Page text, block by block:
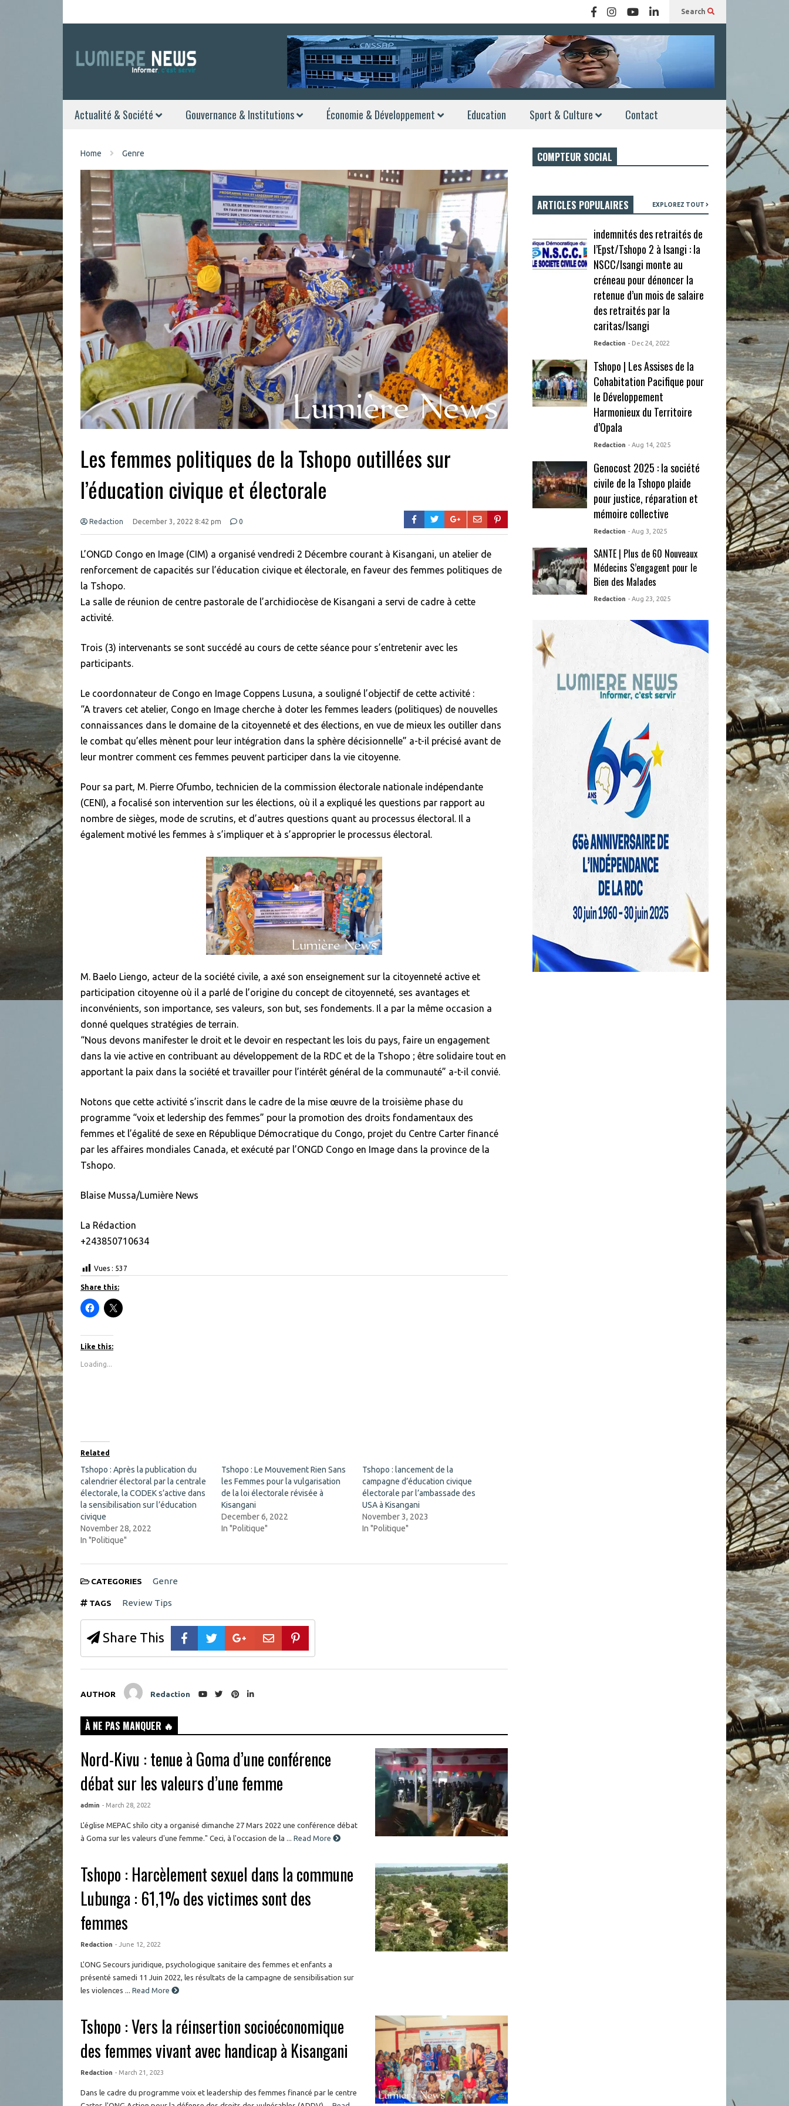
Search
Actualité & Société Gouvernance & Institutions Économie & Développement Education Sport & Culture Contact
Home Genre
Les femmes politiques de la Tshopo outillées sur
l’éducation civique et électorale
Redaction December 3, 2022 8:42 pm 0
L’ONGD Congo en Image (CIM) a organisé vendredi 2 Décembre courant à Kisangani, un atelier de
renforcement de capacités sur l’éducation civique et électorale, en faveur des femmes politiques de
la Tshopo.
La salle de réunion de centre pastorale de l’archidiocèse de Kisangani a servi de cadre à cette
activité.
Trois (3) intervenants se sont succédé au cours de cette séance pour s’entretenir avec les
participants.
Le coordonnateur de Congo en Image Coppens Lusuna, a souligné l’objectif de cette activité :
“A travers cet atelier, Congo en Image cherche à doter les femmes leaders (politiques) de nouvelles
connaissances dans le domaine de la citoyenneté et des élections, en vue de mieux les outiller dans
le combat qu’elles mènent pour leur intégration dans la sphère décisionnelle” a-t-il précisé avant de
leur montrer comment ces femmes peuvent participer dans la vie citoyenne.
Pour sa part, M. Pierre Ofumbo, technicien de la commission électorale nationale indépendante
(CENI), a focalisé son intervention sur les élections, où il a expliqué les questions par rapport au
nombre de sièges, mode de scrutins, et d’autres questions quant au processus électoral. Il a
également motivé les femmes à s’impliquer et à s’approprier le processus électoral.
M. Baelo Liengo, acteur de la société civile, a axé son enseignement sur la citoyenneté active et
participation citoyenne où il a parlé de l’origine du concept de citoyenneté, ses avantages et
inconvénients, son importance, ses valeurs, son but, ses fondements. Il a par la même occasion a
donné quelques stratégies de terrain.
“Nous devons manifester le droit et le devoir en respectant les lois du pays, faire un engagement
dans la vie active en contribuant au développement de la RDC et de la Tshopo ; être solidaire tout en
apportant la paix dans la société et travailler pour l’intérêt général de la communauté” a-t-il convié.
Notons que cette activité s’inscrit dans le cadre de la mise œuvre de la troisième phase du
programme “voix et ledership des femmes” pour la promotion des droits fondamentaux des
femmes et l’égalité de sexe en République Démocratique du Congo, projet du Centre Carter financé
par les affaires mondiales Canada, et exécuté par l’ONGD Congo en Image dans la province de la
Tshopo.
Blaise Mussa/Lumière News
La Rédaction
+243850710634
Vues : 537
Share this:
C
l
k
o
s
h
b
o
o
k
(
O
p
e
n
s
i
n
n
e
i
d
)
C
l
i
n
n
e
w
w
d
w
Like this:
Loading...
Related
Tshopo : Après la publication du
calendrier électoral par la centrale
électorale, la CODEK s’active dans
la sensibilisation sur l’éducation
civique
November 28, 2022
In "Politique"
Tshopo : Le Mouvement Rien Sans
les Femmes pour la vulgarisation
de la loi électorale révisée à
Kisangani
December 6, 2022
In "Politique"
Tshopo : lancement de la
campagne d’éducation civique
électorale par l’ambassade des
USA à Kisangani
November 3, 2023
In "Politique"
CATEGORIES Genre
TAGS Review Tips
Share This
AUTHOR Redaction
À NE PAS MANQUER 🔥
Nord-Kivu : tenue à Goma d’une conférence
débat sur les valeurs d’une femme
admin - March 28, 2022
L'église MEPAC shilo city a organisé dimanche 27 Mars 2022 une conférence débat
à Goma sur les valeurs d'une femme." Ceci, à l'occasion de la ... Read More
Tshopo : Harcèlement sexuel dans la commune
Lubunga : 61,1% des victimes sont des
femmes
Redaction - June 12, 2022
L'ONG Secours juridique, psychologique sanitaire des femmes et enfants a
présenté samedi 11 Juin 2022, les résultats de la campagne de sensibilisation sur
les violences ... Read More
Tshopo : Vers la réinsertion socioéconomique
des femmes vivant avec handicap à Kisangani
Redaction - March 21, 2023
Dans le cadre du programme voix et leadership des femmes financé par le centre
COMPTEUR SOCIAL
ARTICLES POPULAIRES EXPLOREZ TOUT
indemnités des retraités de
l’Epst/Tshopo 2 à Isangi : la
NSCC/Isangi monte au
créneau pour dénoncer la
retenue d’un mois de salaire
des retraités par la
caritas/Isangi
Redaction - Dec 24, 2022
Tshopo | Les Assises de la
Cohabitation Pacifique pour
le Développement
Harmonieux du Territoire
d’Opala
Redaction - Aug 14, 2025
Genocost 2025 : la société
civile de la Tshopo plaide
pour justice, réparation et
mémoire collective
Redaction - Aug 3, 2025
SANTE | Plus de 60 Nouveaux
Médecins S’engagent pour le
Bien des Malades
Redaction - Aug 23, 2025